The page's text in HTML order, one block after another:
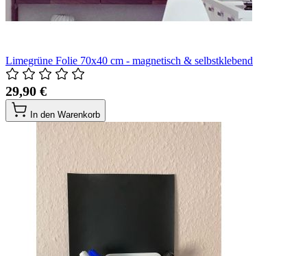
Limegrüne Folie 70x40 cm - magnetisch & selbstklebend
29,90 €
In den Warenkorb